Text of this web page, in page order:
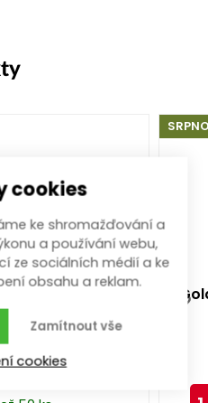
1/4" na bity
cookies
ke shromažďování a
a používání webu,
ze sociálních médií a ke
obsahu a reklam.
Zamítnout vše
cookies